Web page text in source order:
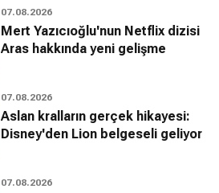
07.08.2026
Mert Yazıcıoğlu'nun Netflix dizisi
Aras hakkında yeni gelişme
07.08.2026
Aslan kralların gerçek hikayesi:
Disney'den Lion belgeseli geliyor
07.08.2026